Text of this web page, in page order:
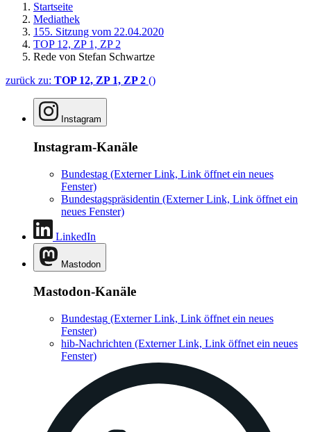
Startseite
Mediathek
155. Sitzung vom 22.04.2020
TOP 12, ZP 1, ZP 2
Rede von Stefan Schwartze
zurück zu: TOP 12, ZP 1, ZP 2 ()
Instagram
Instagram-Kanäle
Bundestag (Externer Link, Link öffnet ein neues
Fenster)
Bundestagspräsidentin (Externer Link, Link öffnet ein
neues Fenster)
LinkedIn
Mastodon
Mastodon-Kanäle
Bundestag (Externer Link, Link öffnet ein neues
Fenster)
hib-Nachrichten (Externer Link, Link öffnet ein neues
Fenster)